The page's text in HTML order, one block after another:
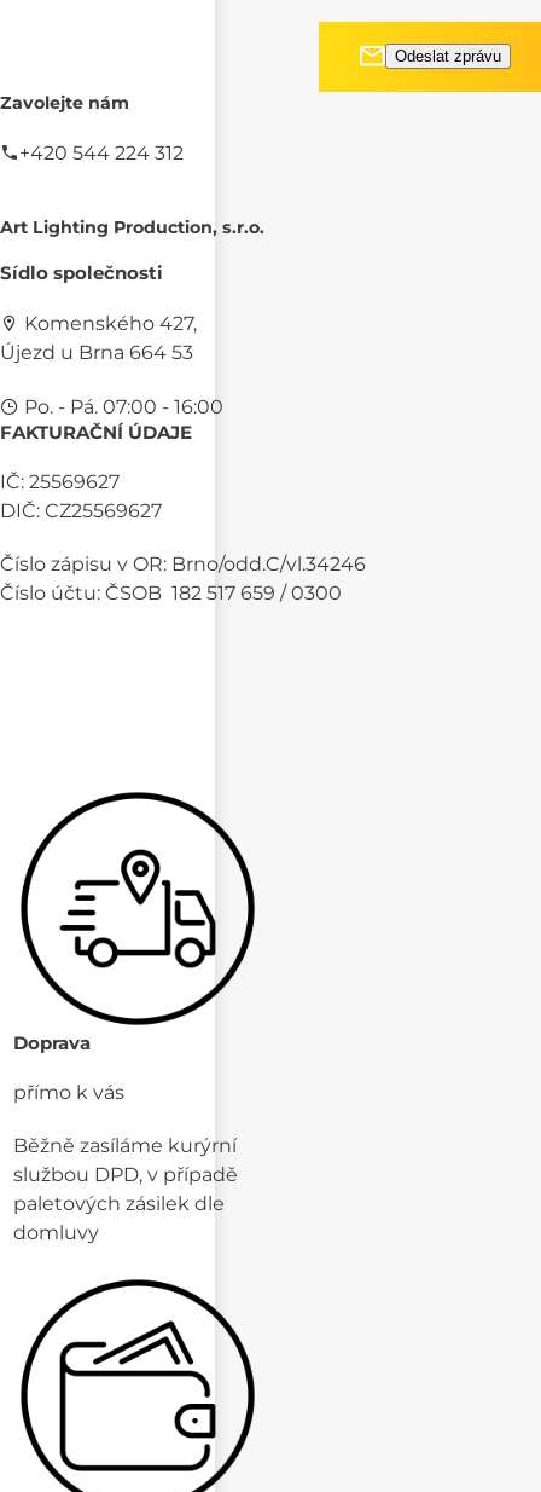
Zavolejte nám
+420 544 224 312
Art Lighting Production, s.r.o.
Sídlo společnosti
Komenského 427,
Újezd u Brna 664 53
Po. - Pá. 07:00 - 16:00
FAKTURAČNÍ ÚDAJE
IČ: 25569627
DIČ: CZ25569627
Číslo zápisu v OR: Brno/odd.C/vl.34246
Číslo účtu: ČSOB 182 517 659 / 0300
Doprava
přímo k vás
Běžně zasíláme kurýrní
službou DPD, v případě
paletových zásilek dle
domluvy